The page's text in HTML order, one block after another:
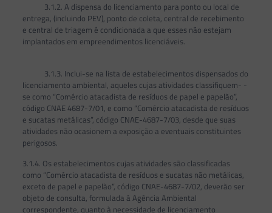
3.1.2. A dispensa do licenciamento para ponto ou local de
entrega, (incluindo PEV), ponto de coleta, central de recebimento
e central de triagem é condicionada a que esses não estejam
implantados em empreendimentos licenciáveis.
3.1.3. Inclui-se na lista de estabelecimentos dispensados do
licenciamento ambiental, aqueles cujas atividades classifiquem- -
se como “Comércio atacadista de resíduos de papel e papelão”,
código CNAE 4687-7/01, e como “Comércio atacadista de resíduos
e sucatas metálicas”, código CNAE-4687-7/03, desde que suas
atividades não ocasionem a exposição a eventuais constituintes
perigosos.
3.1.4. Os estabelecimentos cujas atividades são classificadas
como “Comércio atacadista de resíduos e sucatas não metálicas,
exceto de papel e papelão”, código CNAE-4687-7/02, deverão ser
objeto de consulta, formulada à Agência Ambiental
correspondente, quanto à necessidade de licenciamento